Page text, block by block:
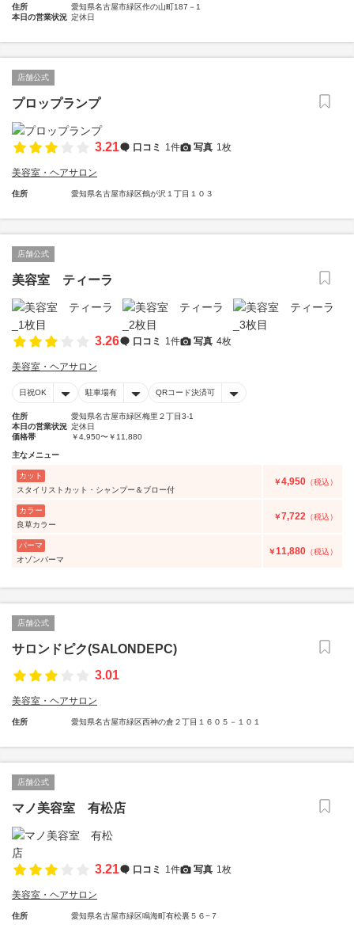
住所
愛知県名古屋市緑区作の山町187－1
本日の営業状況 定休日
店舗公式
プロップランプ
3.21 口コミ 1件 写真 1枚
美容室・ヘアサロン
住所 愛知県名古屋市緑区鶴が沢１丁目１０３
店舗公式
美容室 ティーラ
3.26 口コミ 1件 写真 4枚
美容室・ヘアサロン
日祝OK 駐車場有 QRコード決済可
住所
愛知県名古屋市緑区梅里２丁目3-1
本日の営業状況 定休日
価格帯
￥4,950〜￥11,880
主なメニュー
カット
スタイリストカット・シャンプー＆ブロー付
￥4,950 （税込）
カラー
良草カラー
￥7,722 （税込）
パーマ
オゾンパーマ
￥11,880 （税込）
店舗公式
サロンドピク(SALONDEPC)
3.01
美容室・ヘアサロン
住所 愛知県名古屋市緑区西神の倉２丁目１６０５－１０１
店舗公式
マノ美容室 有松店
3.21 口コミ 1件 写真 1枚
美容室・ヘアサロン
住所 愛知県名古屋市緑区鳴海町有松裏５６−７